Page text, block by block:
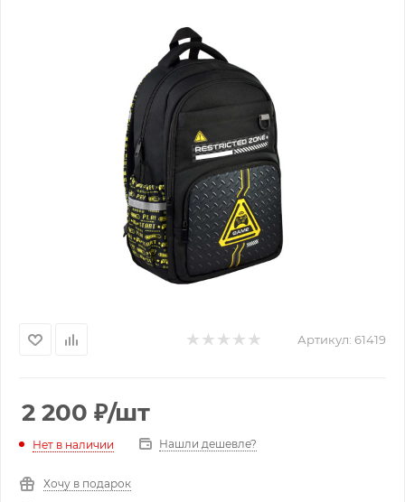
Артикул: 61419
2 200 ₽/шт
Нет в наличии Нашли дешевле?
Хочу в подарок